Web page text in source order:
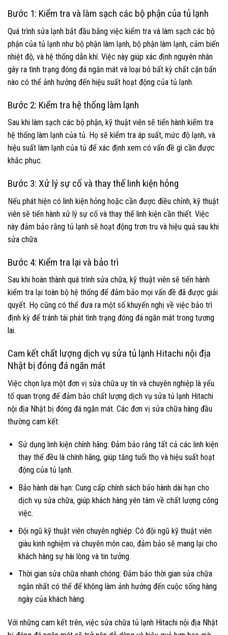
Bước 1: Kiểm tra và làm sạch các bộ phận của tủ lạnh
Quá trình sửa lạnh bắt đầu bằng việc kiểm tra và làm sạch các bộ
phận của tủ lạnh như bộ phận làm lạnh, bộ phận làm lạnh, cảm biến
nhiệt độ, và hệ thống dẫn khí. Việc này giúp xác định nguyên nhân
gây ra tình trạng đóng đá ngăn mát và loại bỏ bất kỳ chất cặn bẩn
nào có thể ảnh hưởng đến hiệu suất hoạt động của tủ lạnh.
Bước 2: Kiểm tra hệ thống làm lạnh
Sau khi làm sạch các bộ phận, kỹ thuật viên sẽ tiến hành kiểm tra
hệ thống làm lạnh của tủ. Họ sẽ kiểm tra áp suất, mức độ lạnh, và
hiệu suất làm lạnh của tủ để xác định xem có vấn đề gì cần được
khắc phục.
Bước 3: Xử lý sự cố và thay thế linh kiện hỏng
Nếu phát hiện có linh kiện hỏng hoặc cần được điều chỉnh, kỹ thuật
viên sẽ tiến hành xử lý sự cố và thay thế linh kiện cần thiết. Việc
này đảm bảo rằng tủ lạnh sẽ hoạt động trơn tru và hiệu quả sau khi
sửa chữa.
Bước 4: Kiểm tra lại và bảo trì
Sau khi hoàn thành quá trình sửa chữa, kỹ thuật viên sẽ tiến hành
kiểm tra lại toàn bộ hệ thống để đảm bảo mọi vấn đề đã được giải
quyết. Họ cũng có thể đưa ra một số khuyến nghị về việc bảo trì
định kỳ để tránh tái phát tình trạng đóng đá ngăn mát trong tương
lai.
Cam kết chất lượng dịch vụ sửa tủ lạnh Hitachi nội địa
Nhật bị đóng đá ngăn mát
Việc chọn lựa một đơn vị sửa chữa uy tín và chuyên nghiệp là yếu
tố quan trọng để đảm bảo chất lượng dịch vụ sửa tủ lạnh Hitachi
nội địa Nhật bị đóng đá ngăn mát. Các đơn vị sửa chữa hàng đầu
thường cam kết:
Sử dụng linh kiện chính hãng: Đảm bảo rằng tất cả các linh kiện
thay thế đều là chính hãng, giúp tăng tuổi thọ và hiệu suất hoạt
động của tủ lạnh.
Bảo hành dài hạn: Cung cấp chính sách bảo hành dài hạn cho
dịch vụ sửa chữa, giúp khách hàng yên tâm về chất lượng công
việc.
Đội ngũ kỹ thuật viên chuyên nghiệp: Có đội ngũ kỹ thuật viên
giàu kinh nghiệm và chuyên môn cao, đảm bảo sẽ mang lại cho
khách hàng sự hài lòng và tin tưởng.
Thời gian sửa chữa nhanh chóng: Đảm bảo thời gian sửa chữa
ngắn nhất có thể để không làm ảnh hưởng đến cuộc sống hàng
ngày của khách hàng.
Với những cam kết trên, việc sửa chữa tủ lạnh Hitachi nội địa Nhật